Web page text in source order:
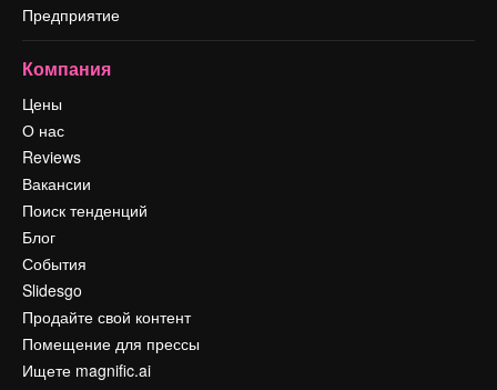
Предприятие
Компания
Цены
О нас
Reviews
Вакансии
Поиск тенденций
Блог
События
Slidesgo
Продайте свой контент
Помещение для прессы
Ищете magnific.ai